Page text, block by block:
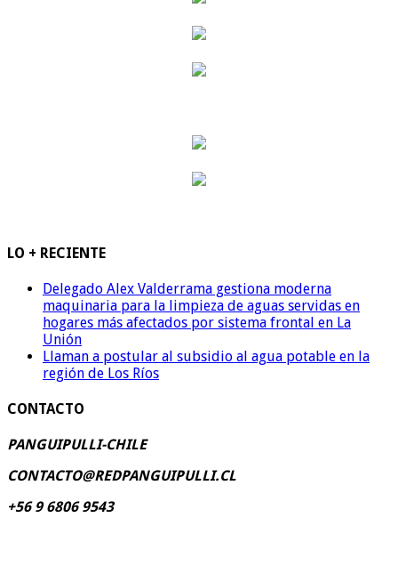
LO + RECIENTE
Delegado Alex Valderrama gestiona moderna
maquinaria para la limpieza de aguas servidas en
hogares más afectados por sistema frontal en La
Unión
Llaman a postular al subsidio al agua potable en la
región de Los Ríos
CONTACTO
PANGUIPULLI-CHILE
CONTACTO@REDPANGUIPULLI.CL
+56 9 6806 9543